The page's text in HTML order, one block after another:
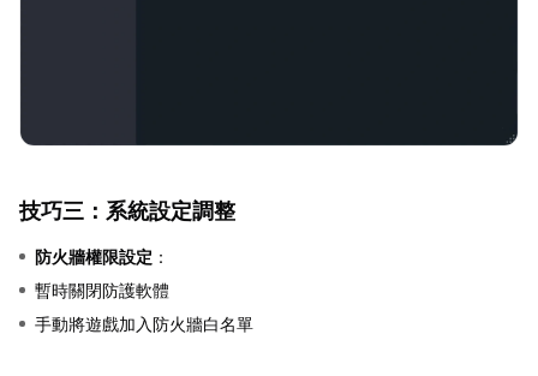
技巧三：系統設定調整
防火牆權限設定 ：
暫時關閉防護軟體
手動將遊戲加入防火牆白名單